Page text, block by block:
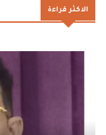
الاكثر قراءة